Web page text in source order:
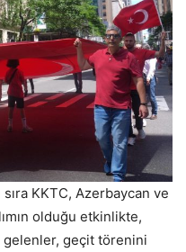
KKTC, Azerbaycan ve
olduğu etkinlikte,
geçit törenini